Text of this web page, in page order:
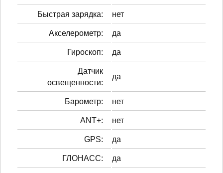
Быстрая зарядка: нет
Акселерометр: да
Гироскоп: да
Датчик
освещенности:
да
Барометр: нет
ANT+: нет
GPS: да
ГЛОНАСС: да